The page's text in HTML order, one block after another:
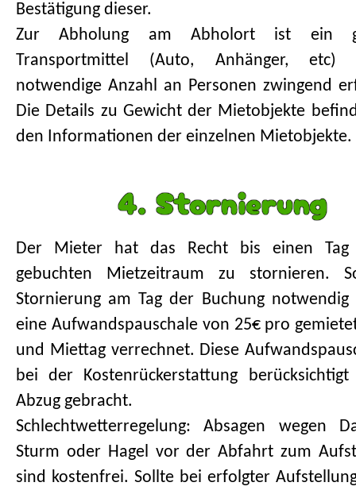
Bestätigung dieser.
Zur Abholung am Abholort ist ein
Transportmittel (Auto, Anhänger,
notwendige Anzahl an Personen zwingend
Die Details zu Gewicht der Mietobjekte
den Informationen der einzelnen Mietobjekte.
4. Stornierung
Der Mieter hat das Recht bis einen
gebuchten Mietzeitraum zu stornieren.
Stornierung am Tag der Buchung
eine Aufwandspauschale von 25€ pro
und Miettag verrechnet. Diese
bei der Kostenrückerstattung
Abzug gebracht.
Schlechtwetterregelung: Absagen wegen
Sturm oder Hagel vor der Abfahrt zum
sind kostenfrei. Sollte bei erfolgter